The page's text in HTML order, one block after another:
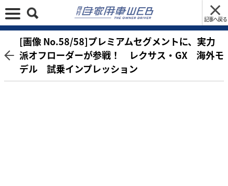
記事へ戻る
[画像 No.58/58]プレミアムセグメントに、実力
派オフローダーが参戦！ レクサス・GX 海外モ
デル 試乗インプレッション